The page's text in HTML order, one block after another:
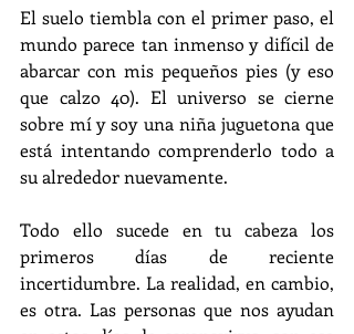
El suelo tiembla con el primer paso, el
mundo parece tan inmenso y difícil de
abarcar con mis pequeños pies (y eso
que calzo 40). El universo se cierne
sobre mí y soy una niña juguetona que
está intentando comprenderlo todo a
su alrededor nuevamente.
Todo ello sucede en tu cabeza los
primeros días de reciente
incertidumbre. La realidad, en cambio,
es otra. Las personas que nos ayudan